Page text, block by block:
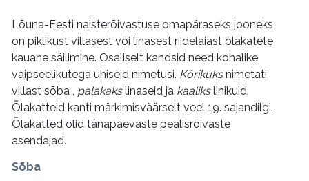
Lõuna-Eesti naisterõivastuse omapäraseks jooneks
on piklikust villasest või linasest riidelaiast õlakatete
kauane säilimine. Osaliselt kandsid need kohalike
vaipseelikutega ühiseid nimetusi. Kõrikuksnimetati
villast sõba , palakakslinaseid ja kaalikslinikuid.
Õlakatteid kanti märkimisväärselt veel 19. sajandilgi.
Õlakatted olid tänapäevaste pealisrõivaste
asendajad.
Sõba